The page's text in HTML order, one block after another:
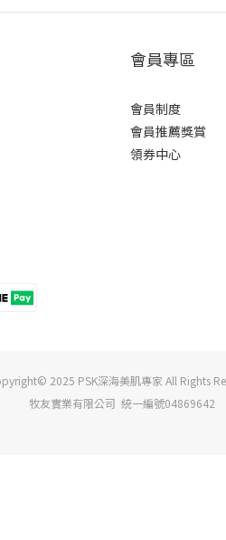
會員專區
會員制度
會員推薦獎賞
領券中心
2025 PSK深海美肌專家 All Rights
牧友實業有限公司 統一編號04869642